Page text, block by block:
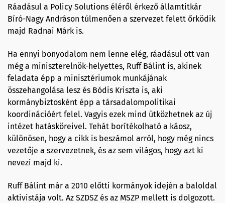
Ráadásul a Policy Solutions éléről érkező államtitkár
Bíró-Nagy Andráson túlmenően a szervezet felett őrködik
majd Radnai Márk is.
Ha ennyi bonyodalom nem lenne elég, ráadásul ott van
még a miniszterelnök-helyettes, Ruff Bálint is, akinek
feladata épp a minisztériumok munkájának
összehangolása lesz és Bódis Kriszta is, aki
kormánybiztosként épp a társadalompolitikai
koordinációért felel. Vagyis ezek mind ütközhetnek az új
intézet hatásköreivel. Tehát borítékolható a káosz,
különösen, hogy a cikk is beszámol arról, hogy még nincs
vezetője a szervezetnek, és az sem világos, hogy azt ki
nevezi majd ki.
Ruff Bálint már a 2010 előtti kormányok idején a baloldal
aktivistája volt. Az SZDSZ és az MSZP mellett is dolgozott.